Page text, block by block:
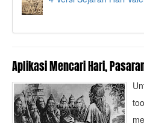
Aplikasi Mencari Hari,